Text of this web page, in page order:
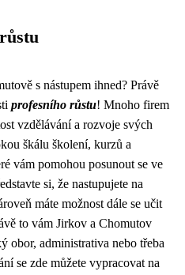
s nástupem ihned? Právě
profesního růstu! Mnoho firem
vzdělávání a rozvoje svých
škálu školení, kurzů a
vám pomohou posunout se ve
si, že nastupujete na
máte možnost dále se učit
to vám Jirkov a Chomutov
obor, administrativa nebo třeba
se zde můžete vypracovat na